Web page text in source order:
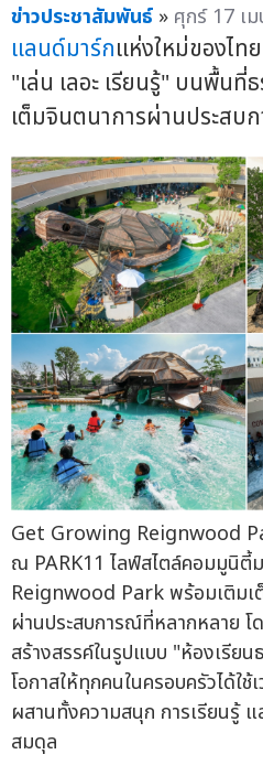
ข่าวประชาสัมพันธ์ » ศุกร์ 17 เ
แลนด์มาร์กแห่งใหม่ของไ
"เล่น เลอะ เรียนรู้" บนพื้น
เต็มจินตนาการผ่านประสบ
Get Growing Reignwood
ณ PARK11 ไลฟ์สไตล์คอมมูนิตี้
Reignwood Park พร้อมเติมเ
ผ่านประสบการณ์ที่หลากหลาย โ
สร้างสรรค์ในรูปแบบ "ห้องเรีย
โอกาสให้ทุกคนในครอบครัวได้ใ
ผสานทั้งความสนุก การเรียนรู้
สมดุล